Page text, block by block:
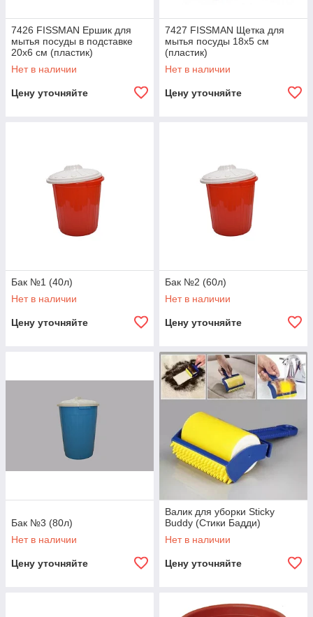
7426 FISSMAN Ершик для
мытья посуды в подставке
20x6 см (пластик)
Нет в наличии
Цену уточняйте
7427 FISSMAN Щетка для
мытья посуды 18x5 см
(пластик)
Нет в наличии
Цену уточняйте
Бак №1 (40л)
Нет в наличии
Цену уточняйте
Бак №2 (60л)
Нет в наличии
Цену уточняйте
Бак №3 (80л)
Нет в наличии
Цену уточняйте
Валик для уборки Sticky
Buddy (Стики Бадди)
Нет в наличии
Цену уточняйте